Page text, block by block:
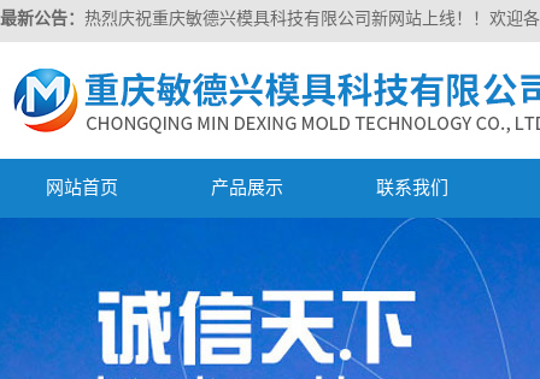
最新公告： 热烈庆祝重庆敏德兴模具科技有限公司新网站上线！！欢迎
网站首页 产品展示 联系我们